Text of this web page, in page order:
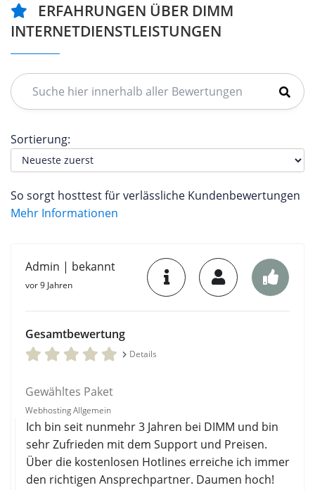
ERFAHRUNGEN ÜBER DIMM
INTERNETDIENSTLEISTUNGEN
Sortierung:
So sorgt hosttest für verlässliche Kundenbewertungen
Mehr Informationen
Admin | bekannt
vor 9 Jahren
Gesamtbewertung
Details
Gewähltes Paket
Webhosting Allgemein
Ich bin seit nunmehr 3 Jahren bei DIMM und bin
sehr Zufrieden mit dem Support und Preisen.
Über die kostenlosen Hotlines erreiche ich immer
den richtigen Ansprechpartner. Daumen hoch!